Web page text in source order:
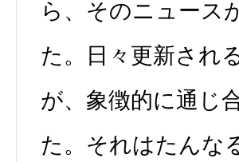
ら、そのニュース
た。日々更新され
が、象徴的に通じ
た。それはたんな